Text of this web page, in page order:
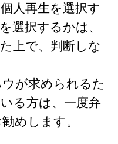
人再生を選択す
選択するかは、
上で、判断しな
が求められるた
る方は、一度弁
めします。